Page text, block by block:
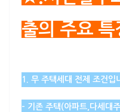
출의 주요 특
1. 무 주택세대 전제 조건입
– 기존 주택(아파트,다세대